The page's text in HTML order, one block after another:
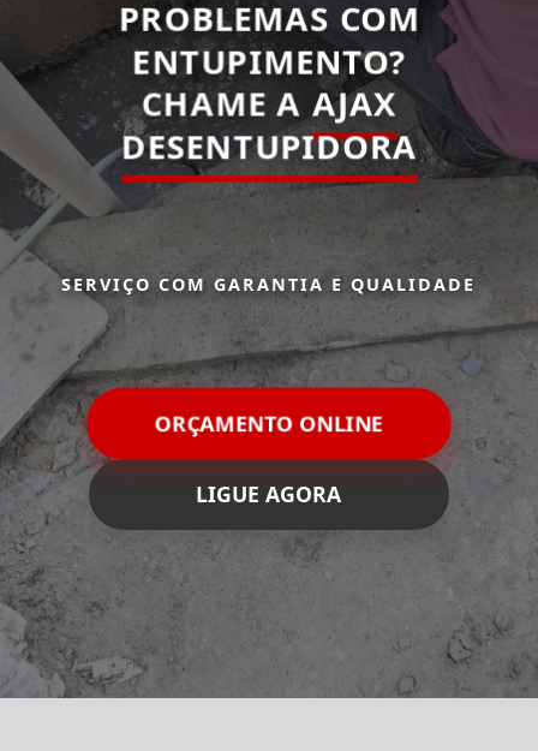
PROBLEMAS COM
ENTUPIMENTO?
CHAME A AJAX
DESENTUPIDORA
SERVIÇO COM GARANTIA E QUALIDADE
ORÇAMENTO ONLINE
LIGUE AGORA